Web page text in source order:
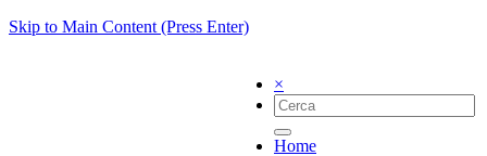
Skip to Main Content (Press Enter)
×
Home